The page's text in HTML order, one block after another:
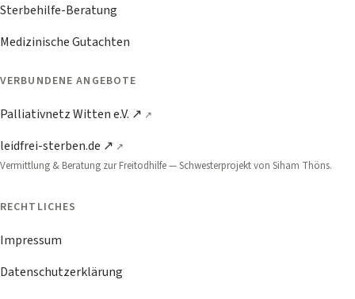
Sterbehilfe-Beratung
Medizinische Gutachten
VERBUNDENE ANGEBOTE
Palliativnetz Witten e.V. ↗
leidfrei-sterben.de ↗
Vermittlung & Beratung zur Freitodhilfe — Schwester­projekt von Siham Thöns.
RECHTLICHES
Impressum
Datenschutzerklärung